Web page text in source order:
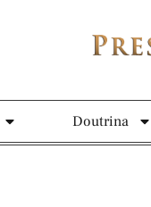
Doutrina